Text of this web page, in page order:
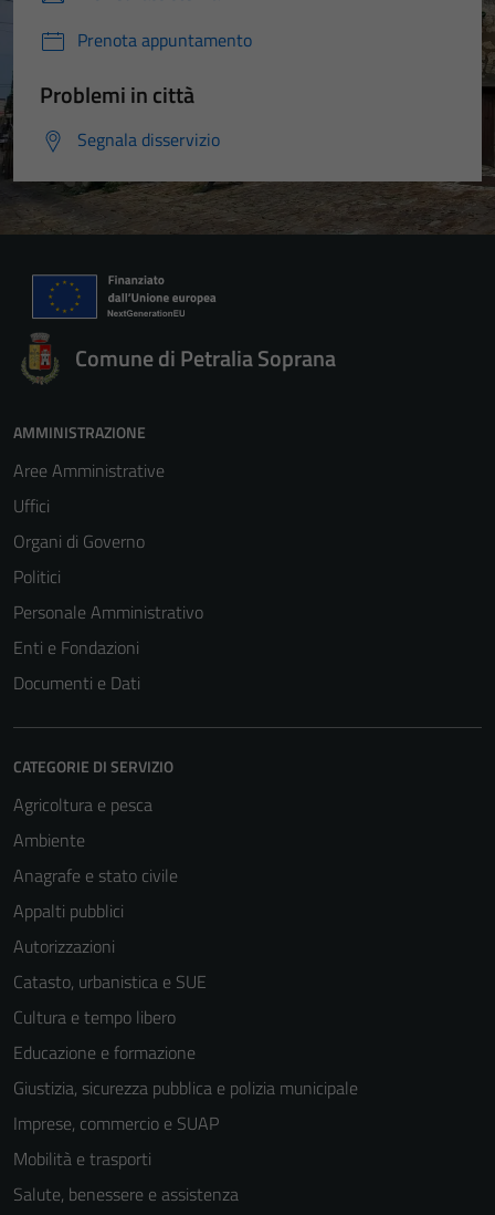
Prenota appuntamento
Problemi in città
Segnala disservizio
Comune di Petralia Soprana
AMMINISTRAZIONE
Aree Amministrative
Uffici
Organi di Governo
Politici
Personale Amministrativo
Enti e Fondazioni
Documenti e Dati
CATEGORIE DI SERVIZIO
Agricoltura e pesca
Ambiente
Anagrafe e stato civile
Appalti pubblici
Autorizzazioni
Catasto, urbanistica e SUE
Cultura e tempo libero
Educazione e formazione
Giustizia, sicurezza pubblica e polizia municipale
Imprese, commercio e SUAP
Mobilità e trasporti
Salute, benessere e assistenza